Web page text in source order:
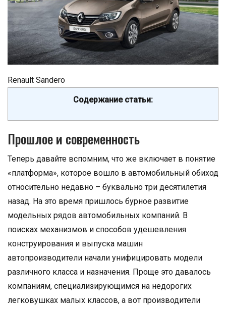
Renault Sandero
Содержание статьи:
Прошлое и современность
Теперь давайте вспомним, что же включает в понятие
«платформа», которое вошло в автомобильный обиход
относительно недавно – буквально три десятилетия
назад. На это время пришлось бурное развитие
модельных рядов автомобильных компаний. В
поисках механизмов и способов удешевления
конструирования и выпуска машин
автопроизводители начали унифицировать модели
различного класса и назначения. Проще это давалось
компаниям, специализирующимся на недорогих
легковушках малых классов, а вот производители